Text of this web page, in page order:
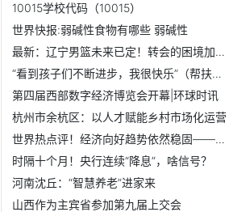
10015学校代码（10015）
世界快报:弱碱性食物有哪些 弱碱性
最新：辽宁男篮未来已定！转会的困境加剧，球迷看出端倪！
“看到孩子们不断进步，我很快乐”（帮扶县驻村手记）|微头条
第四届西部数字经济博览会开幕|环球时讯
杭州市余杭区：以人才赋能乡村市场化运营
世界热点评！经济向好趋势依然稳固——国家发改委回应当前经...
时隔十个月！央行连续“降息”，啥信号？
河南沈丘：“智慧养老”进家来
山西作为主宾省参加第九届上交会